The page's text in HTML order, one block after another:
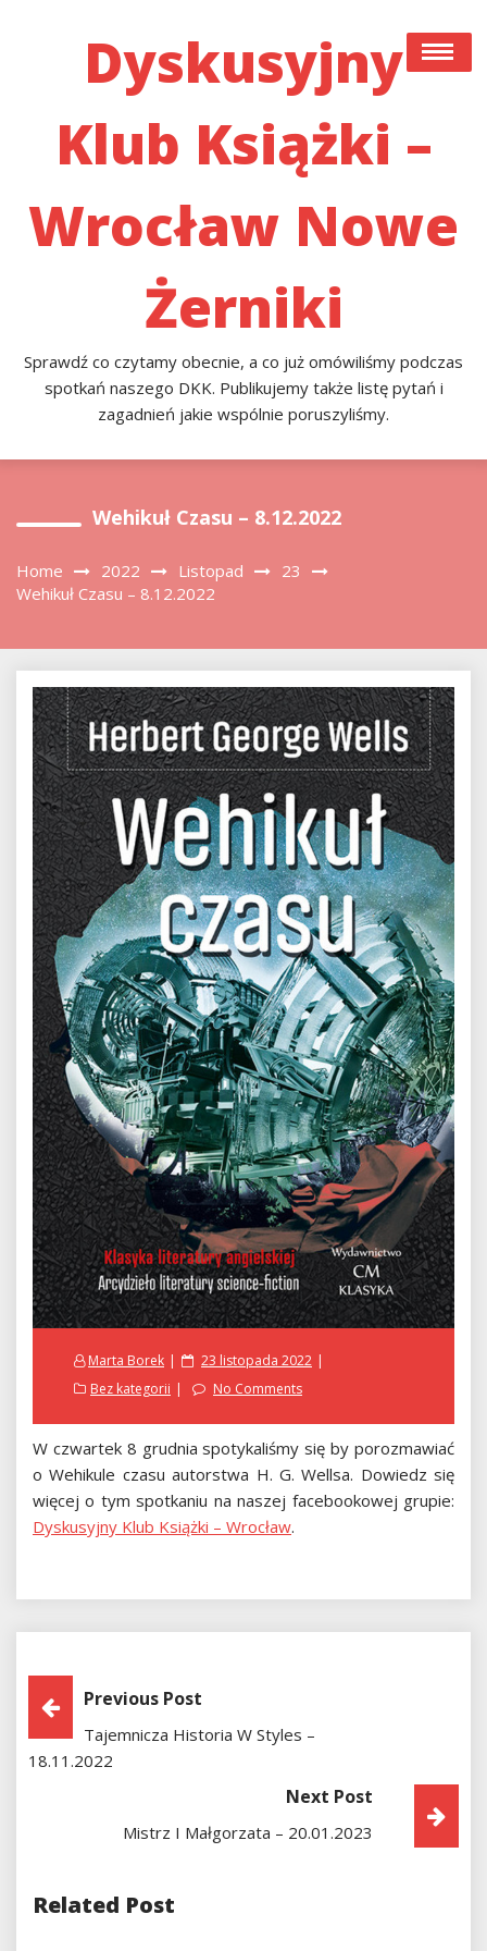
Dyskusyjny
Klub Książki –
Wrocław Nowe
Żerniki
Sprawdź co czytamy obecnie, a co już omówiliśmy podczas
spotkań naszego DKK. Publikujemy także listę pytań i
zagadnień jakie wspólnie poruszyliśmy.
#22 (bez Tytułu)
Co Czytamy Obecnie, A Co Już Przeczytaliśmy I
Także Listę Pytań I Zagadnień Jakie Poruszyliśmy.
Przykładowa Strona
Wehikuł Czasu – 8.12.2022
Home 2022 Listopad
23
Wehikuł Czasu – 8.12.2022
Marta Borek
Posted
23 listopada 2022
Bez kategorii
No Comments
W czwartek 8 grudnia spotykaliśmy się by porozmawiać
o Wehikule czasu autorstwa H. G. Wellsa. Dowiedz się
więcej o tym spotkaniu na naszej facebookowej grupie:
Dyskusyjny Klub Książki – Wrocław.
Nawigacja
Wpisu
Previous Post
Tajemnicza Historia W Styles –
18.11.2022
Next Post
Mistrz I Małgorzata – 20.01.2023
Related Post